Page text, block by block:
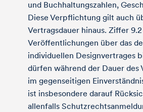
und Buchhaltungszahlen,
Diese Verpflichtung gilt auch
Vertragsdauer hinaus. Ziffer
Veröffentlichungen über das
individuellen Designvertrages
dürfen während der Dauer des
im gegenseitigen
ist insbesondere darauf
allenfalls